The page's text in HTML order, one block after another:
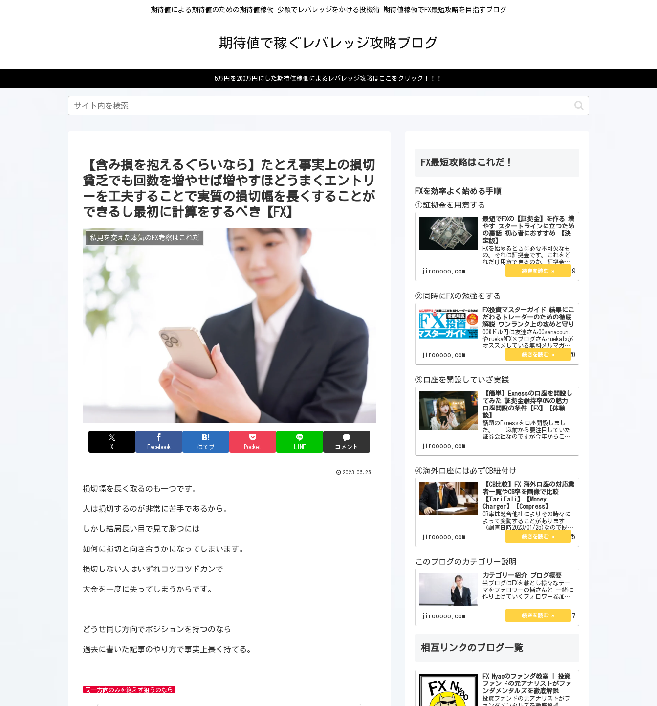
期待値による期待値のための期待値稼働 少額でレバレッジをかける投機術 期待値稼働でFX最短攻略を目指すブログ
期待値で稼ぐレバレッジ攻略ブログ
5万円を200万円にした期待値稼働によるレバレッジ攻略はここをクリック！！！
【含み損を抱えるぐらいなら】たとえ事実上の損切
貧乏でも回数を増やせば増やすほどうまくエントリ
ーを工夫することで実質の損切幅を長くすることが
できるし最初に計算をするべき【FX】
私見を交えた本気のFX考察はこれだ
X Facebook はてブ Pocket LINE コメント
2023.06.25
損切幅を長く取るのも一つです。
人は損切するのが非常に苦手であるから。
しかし結局長い目で見て勝つには
如何に損切と向き合うかになってしまいます。
損切しない人はいずれコツコツドカンで
大金を一度に失ってしまうからです。
どうせ同じ方向でポジションを持つのなら
過去に書いた記事のやり方で事実上長く持てる。
同一方向のみを絶えず狙うのなら
FX最短攻略はこれだ！
FXを効率よく始める手順
①証拠金を用意する
最短でFXの【証拠金】を作る 増
やす スタートラインに立つため
の裏話 初心者におすすめ 【決
定版】
FXを始めるときに必要不可欠なも
の。それは証拠金です。これをど
れだけ用意できるのか。証拠金が
なければスタートラインにすら立
てません。今回はその証拠金の作
り方を教えます。また初心者向き
も言及していきます。 j…
jirooooo.com 2022.06.19
②同時にFXの勉強をする
FX投資マスターガイド 結果にこ
だわるトレーダーのための徹底
解説 ワンランク上の攻めと守り
OG@ドル円は友達さんOGsanacount
やrueka@FX×ブログさんruekafxが
オススメしている無料メルマガが
あります。それがこちらになりま
す。 【無料】現役プロトレー
ダーが総合監修したFX投資E-BOOK
jirooooo.com 2022.09.20
③口座を開設していざ実践
【簡単】Exnessの口座を開設し
てみた 証拠金維持率0%の魅力
口座開設の条件【FX】【体験
談】
話題のExnessを口座開設しまし
た。 以前から要注目していた
証券会社なのですが今年からここ
せん。しかしそれを補う魅力が沢
と思います。 【簡単
jirooooo.com
④海外口座には必ずCB紐付け
【CB比較】FX 海外口座の対応業
者一覧やCB率を画像で比較
【TariTali】【Money
Charger】【Compress】
CB率は競合他社によりその時々に
よって変動することがあります
（調査日時2023/01/25)なので既存
のCB率が少し低い、または高いか
らと言ってずっとそのままという
訳でもありません。今現在は口座
の3つのCB率…
jirooooo.com 2023.01.25
このブログのカテゴリー説明
カテゴリー紹介 ブログ概要
当ブログはFXを軸とし様々なテー
マをフォロワーの皆さんと 一緒に
作り上げていくフォロワー参加型
関するもので 企画、体験談、私
見、紹介、大喜利と 1分で読める
コラム＆エッセイがあります。
jirooooo.com 2022.08.07
相互リンクのブログ一覧
FX Nyaoのファンダ教室 | 投資
ファンドの元アナリストがファ
ンダメンタルズを徹底解説
投資ファンドの元アナリストがフ